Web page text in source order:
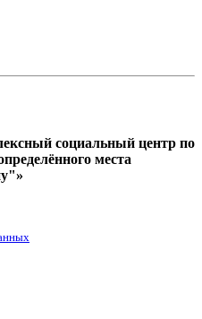
социальный центр по
места